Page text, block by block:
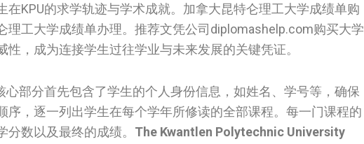
KPU的求学轨迹与学术成就。加拿大昆特仑理工大学成绩单购
理工大学成绩单办理。推荐文凭公司diplomashelp.com购买大学
，成为连接学生过往学业与未来发展的关键凭证。
部分首先包含了学生的个人身份信息，如姓名、学号等，确保
，逐一列出学生在每个学年所修读的全部课程。每一门课程的
数以及最终的成绩。 The Kwantlen Polytechnic University